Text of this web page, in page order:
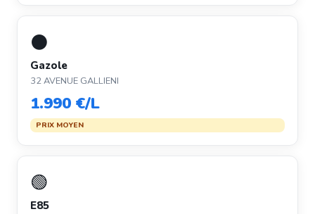
⚫
Gazole
32 AVENUE GALLIENI
1.990 €/L
PRIX MOYEN
🟢
E85